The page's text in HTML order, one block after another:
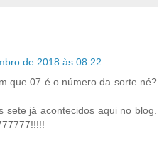
de 2018 às 08:22
que 07 é o número da sorte né?
sete já acontecidos aqui no blog.